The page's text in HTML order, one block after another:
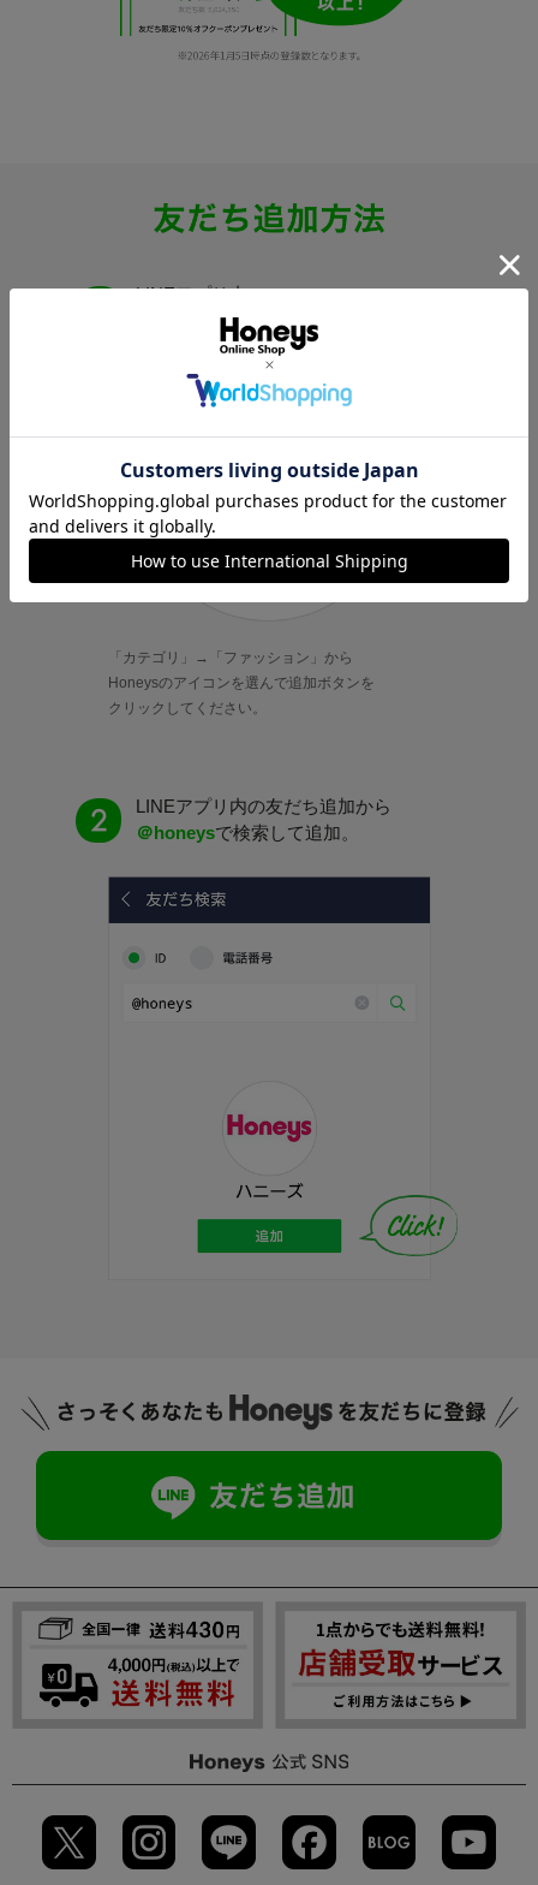
LINEアプリ内の
公式アカウントから追加。
「カテゴリ」→「ファッション」から
Honeysのアイコンを選んで追加ボタンを
クリックしてください。
LINEアプリ内の友だち追加から
＠honeysで検索して追加。